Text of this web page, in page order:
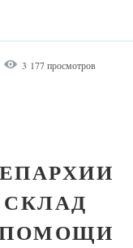
3 177 просмотров